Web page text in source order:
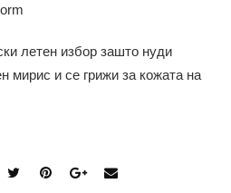
летен избор зашто нуди
мирис и се грижи за кожата на